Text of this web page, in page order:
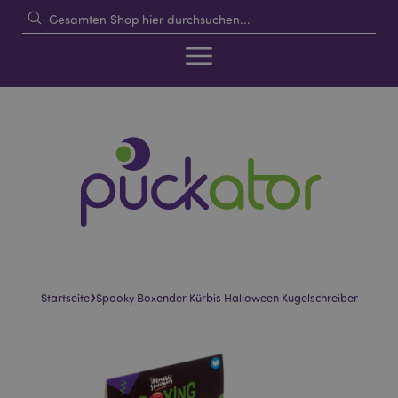
Startseite›Spooky Boxender Kürbis Halloween Kugelschreiber